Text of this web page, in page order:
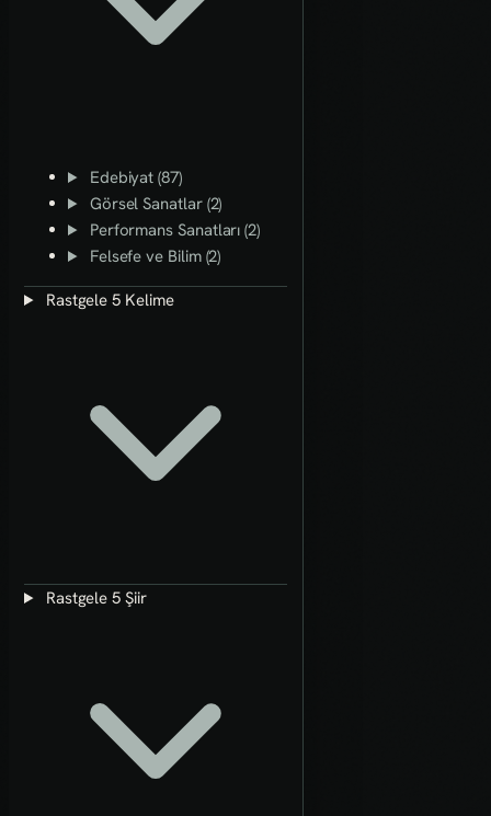
Edebiyat (87)
Görsel Sanatlar (2)
Performans Sanatları (2)
Felsefe ve Bilim (2)
Rastgele 5 Kelime
Rastgele 5 Şiir